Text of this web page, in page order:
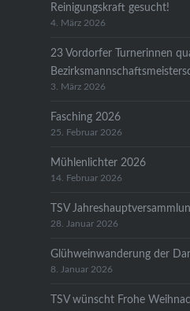
Reinigungskraft gesucht!
4. März 2026
23 Vordorfer Turnerinnen
3. März 2026
Fasching 2026
25. Februar 2026
Mühlenlichter 2026
14. Februar 2026
TSV
28. Januar 2026
Glühweinwanderung der
8. Januar 2026
TSV wünscht Frohe